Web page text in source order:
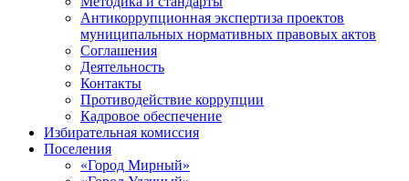
Антикоррупционная экспертиза проектов
муниципальных нормативных правовых актов
Соглашения
Деятельность
Контакты
Противодействие коррупции
Кадровое обеспечение
Избирательная комиссия
Поселения
«Город Мирный»